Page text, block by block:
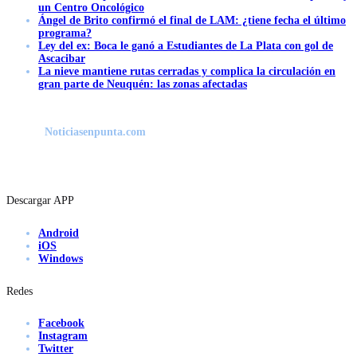
un Centro Oncológico
Ángel de Brito confirmó el final de LAM: ¿tiene fecha el último
programa?
Ley del ex: Boca le ganó a Estudiantes de La Plata con gol de
Ascacibar
La nieve mantiene rutas cerradas y complica la circulación en
gran parte de Neuquén: las zonas afectadas
Noticiasenpunta.com
Descargar APP
Android
iOS
Windows
Redes
Facebook
Instagram
Twitter